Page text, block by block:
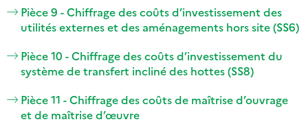
Pièce 9 - Chiffrage des coûts d’investissement des
utilités externes et des aménagements hors site (SS6)
Pièce 10 - Chiffrage des coûts d’investissement du
système de transfert incliné des hottes (SS8)
Pièce 11 - Chiffrage des coûts de maîtrise d’ouvrage
et de maîtrise d’œuvre